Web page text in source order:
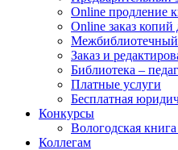
Online продление
Online заказ копий
Межбиблиотечный
Заказ и
Библиотека –
Платные услуги
Бесплатная
Конкурсы
Вологодская книга
Коллегам